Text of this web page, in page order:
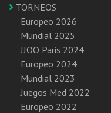
TORNEOS
Europeo 2026
Mundial 2025
JJOO Paris 2024
Europeo 2024
Mundial 2023
Juegos Med 2022
Europeo 2022